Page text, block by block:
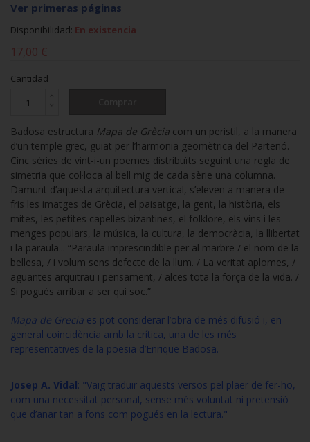
Ver primeras páginas
Disponibilidad: En existencia
17,00 €
Cantidad
Badosa estructura Mapa de Grècia com un peristil, a la manera
d’un temple grec, guiat per l’harmonia geomètrica del Partenó.
Cinc sèries de vint-i-un poemes distribuïts seguint una regla de
simetria que col·loca al bell mig de cada sèrie una columna.
Damunt d’aquesta arquitectura vertical, s’eleven a manera de
fris les imatges de Grècia, el paisatge, la gent, la història, els
mites, les petites capelles bizantines, el folklore, els vins i les
menges populars, la música, la cultura, la democràcia, la llibertat
i la paraula... “Paraula imprescindible per al marbre / el nom de la
bellesa, / i volum sens defecte de la llum. / La veritat aplomes, /
aguantes arquitrau i pensament, / alces tota la força de la vida. /
Si pogués arribar a ser qui soc.”
Mapa de Grecia es pot considerar l’obra de més difusió i, en
general coincidència amb la crítica, una de les més
representatives de la poesia d’Enrique Badosa.
Josep A. Vidal: "Vaig traduir aquests versos pel plaer de fer-ho,
com una necessitat personal, sense més voluntat ni pretensió
que d’anar tan a fons com pogués en la lectura."